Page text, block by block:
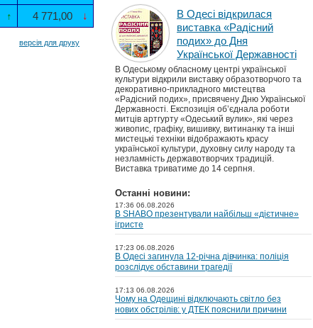
↑ 4 771,00 ↓
версія для друку
В Одесі відкрилася
виставка «Радісний
подих» до Дня
Української Державності
В Одеському обласному центрі української
культури відкрили виставку образотворчого та
декоративно-прикладного мистецтва
«Радісний подих», присвячену Дню Української
Державності. Експозиція об’єднала роботи
митців артгурту «Одеський вулик», які через
живопис, графіку, вишивку, витинанку та інші
мистецькі техніки відображають красу
української культури, духовну силу народу та
незламність державотворчих традицій.
Виставка триватиме до 14 серпня.
Останні новини:
17:36 06.08.2026
В SHABO презентували найбільш «дієтичне»
ігристе
17:23 06.08.2026
В Одесі загинула 12-річна дівчинка: поліція
розслідує обставини трагедії
17:13 06.08.2026
Чому на Одещині відключають світло без
нових обстрілів: у ДТЕК пояснили причини